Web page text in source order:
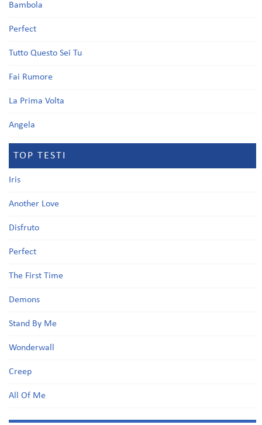
Bambola
Perfect
Tutto Questo Sei Tu
Fai Rumore
La Prima Volta
Angela
TOP TESTI
Iris
Another Love
Disfruto
Perfect
The First Time
Demons
Stand By Me
Wonderwall
Creep
All Of Me